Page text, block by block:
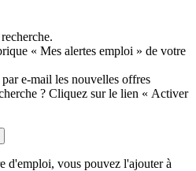
« Mes alertes emploi » de votre
e-mail les nouvelles offres
? Cliquez sur le lien « Activer
d'emploi, vous pouvez l'ajouter à